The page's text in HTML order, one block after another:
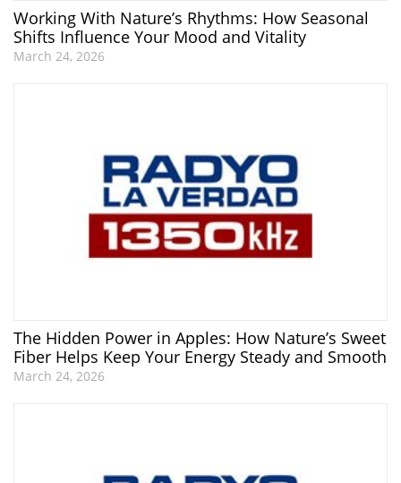
Working With Nature’s Rhythms: How Seasonal
Shifts Influence Your Mood and Vitality
March 24, 2026
The Hidden Power in Apples: How Nature’s Sweet
Fiber Helps Keep Your Energy Steady and Smooth
March 24, 2026